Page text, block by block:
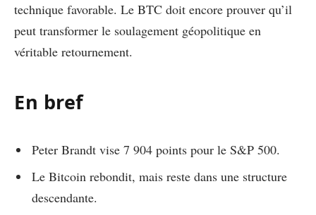
technique favorable. Le BTC doit encore prouver qu’il
peut transformer le soulagement géopolitique en
véritable retournement.
En bref
Peter Brandt vise 7 904 points pour le S&P 500.
Le Bitcoin rebondit, mais reste dans une structure
descendante.